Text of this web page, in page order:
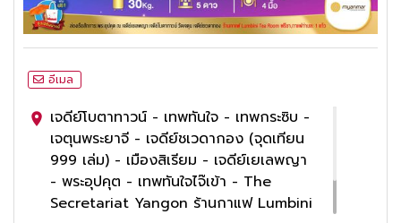
อีเมล
เจดีย์โบตาทาวน์ - เทพทันใจ - เทพกระซิบ -
เจตุนพระยาจี - เจดีย์ชเวดากอง (จุดเทียน
999 เล่ม) - เมืองสิเรียม - เจดีย์เยเลพญา
- พระอุปคุต - เทพทันใจไจ๊เข้า - The
Secretariat Yangon ร้านกาแฟ Lumbini